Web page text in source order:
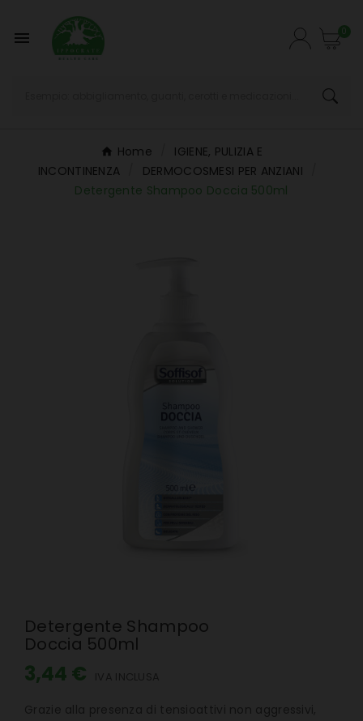
 0
Home
IGIENE, PULIZIA E
INCONTINENZA
DERMOCOSMESI PER ANZIANI
Detergente Shampoo Doccia 500ml
Detergente Shampoo
Doccia 500ml
3,44 €